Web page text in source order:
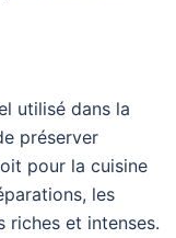
utilisé dans la
préserver
pour la cuisine
les
riches et intenses.